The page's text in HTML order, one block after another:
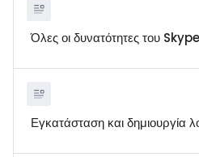
Όλες οι δυνατότητες του Skype
Εγκατάσταση και δημιουργία